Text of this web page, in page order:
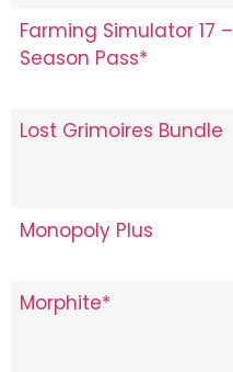
Farming Simulator 17 –
Season Pass*
Lost Grimoires Bundle
Monopoly Plus
Morphite*